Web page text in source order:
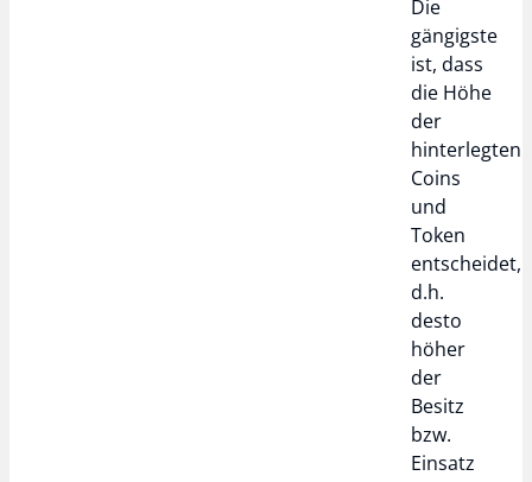
Die
gängigste
ist, dass
die Höhe
der
hinterlegten
Coins
und
Token
entscheidet,
d.h.
desto
höher
der
Besitz
bzw.
Einsatz